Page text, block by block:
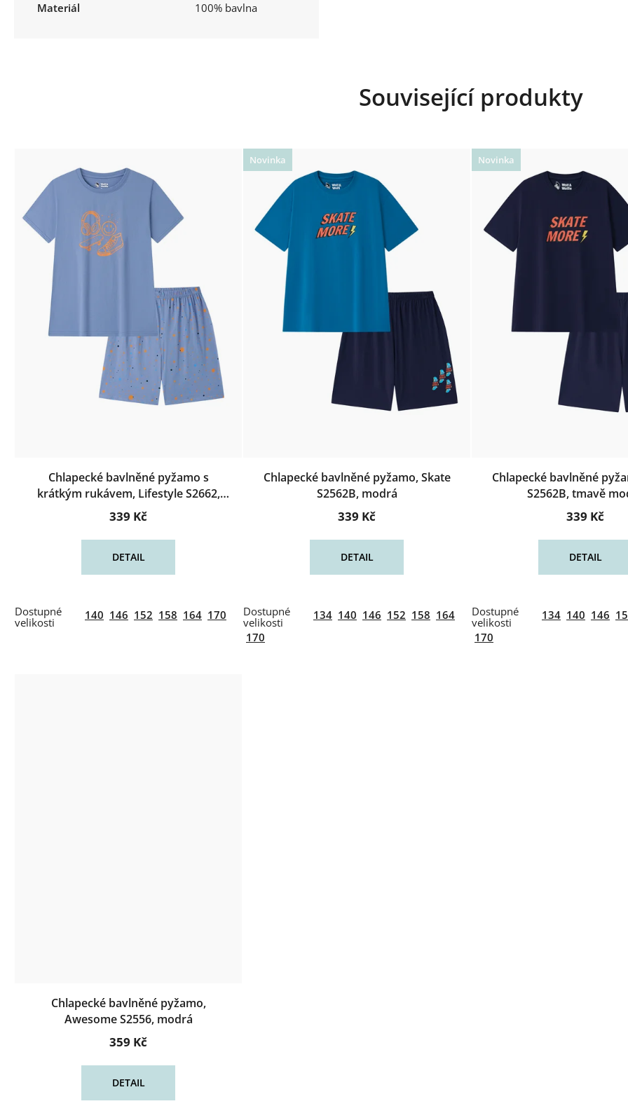
Materiál
100% bavlna
Související produkty
Chlapecké bavlněné pyžamo s
krátkým rukávem, Lifestyle S2662,
šedomodrá
339 Kč
DETAIL
140 146 152 158 164 170
Novinka
Chlapecké bavlněné pyžamo, Skate
S2562B, modrá
339 Kč
DETAIL
134 140 146 152 158 164
170
Novinka
Chlapecké bavlněné
S2562B, tmavě
339 Kč
DETAIL
134 140 146
170
Chlapecké bavlněné pyžamo,
Awesome S2556, modrá
359 Kč
DETAIL